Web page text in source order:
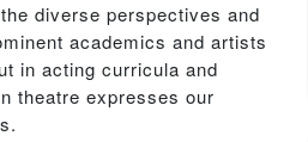
diverse perspectives and
academics and artists
in acting curricula and
theatre expresses our